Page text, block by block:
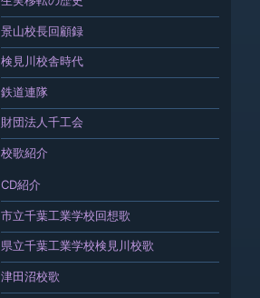
景山校長回顧録
検見川校舎時代
鉄道連隊
財団法人千工会
校歌紹介
CD紹介
市立千葉工業学校回想歌
県立千葉工業学校検見川校歌
津田沼校歌